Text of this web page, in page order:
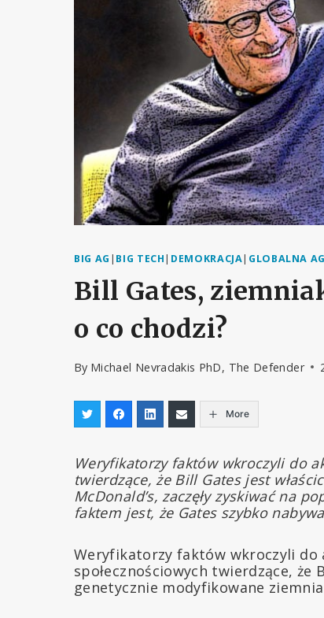
BIG AG | BIG TECH| DEMOKRACJA| GLOBALNA
Bill Gates,
o co chodzi?
By Michael Nevradakis PhD, The Defender
More
Weryfikatorzy faktów wkroczyli do
twierdzące, że Bill Gates jest
McDonald’s, zaczęły zyskiwać na
faktem jest, że Gates szybko
Weryfikatorzy faktów wkroczyli do
społecznościowych twierdzące,
genetycznie modyfikowane